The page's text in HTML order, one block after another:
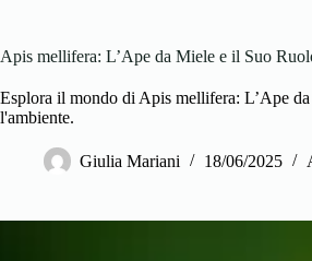
Apis mellifera: L’Ape da Miele e il Suo
Esplora il mondo di Apis mellifera: L’Ape
l'ambiente.
Giulia Mariani 18/06/2025